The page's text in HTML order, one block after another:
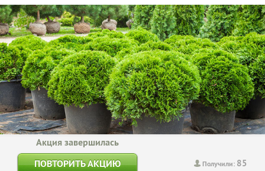
Получили: 85
Акция завершилась
ПОВТОРИТЬ АКЦИЮ